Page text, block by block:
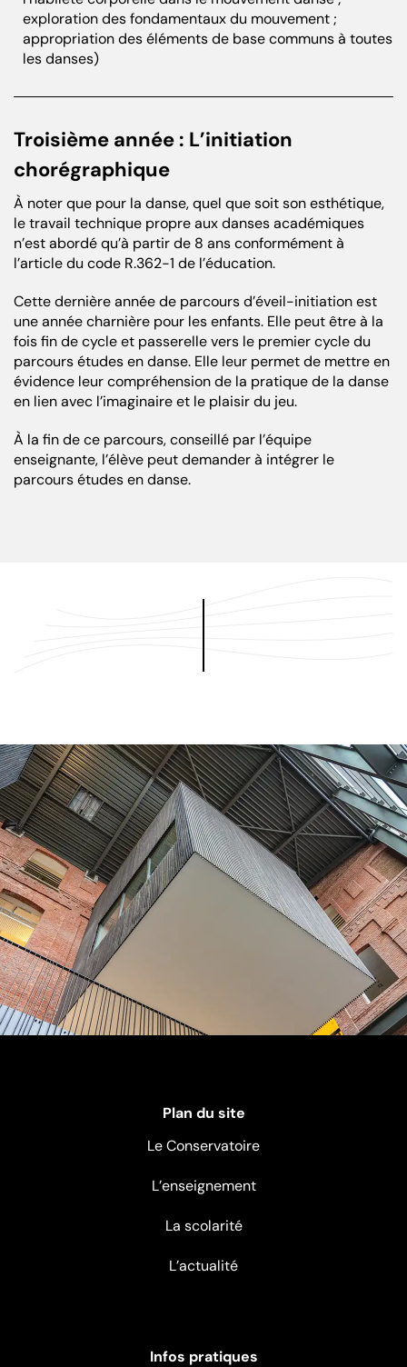
exploration des fondamentaux du mouvement ;
appropriation des éléments de base communs à toutes
les danses)
Troisième année : L’initiation
chorégraphique
À noter que pour la danse, quel que soit son esthétique,
le travail technique propre aux danses académiques
n’est abordé qu’à partir de 8 ans conformément à
l’article du code R.362-1 de l’éducation.
Cette dernière année de parcours d’éveil-initiation est
une année charnière pour les enfants. Elle peut être à la
fois fin de cycle et passerelle vers le premier cycle du
parcours études en danse. Elle leur permet de mettre en
évidence leur compréhension de la pratique de la danse
en lien avec l’imaginaire et le plaisir du jeu.
À la fin de ce parcours, conseillé par l’équipe
enseignante, l’élève peut demander à intégrer le
parcours études en danse.
Plan du site
Le Conservatoire
L’enseignement
La scolarité
L’actualité
Infos pratiques